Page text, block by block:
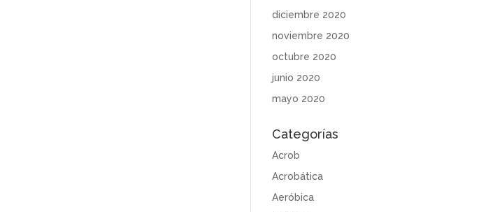
diciembre 2020
noviembre 2020
octubre 2020
junio 2020
mayo 2020
Categorías
Acrob
Acrobática
Aeróbica